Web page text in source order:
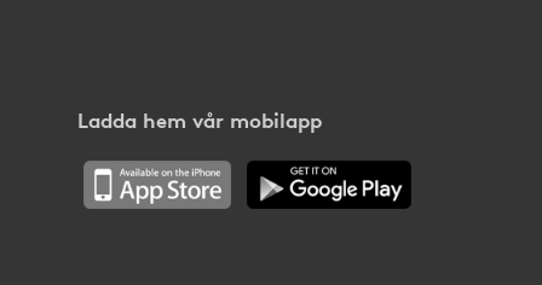
Ladda hem vår mobilapp